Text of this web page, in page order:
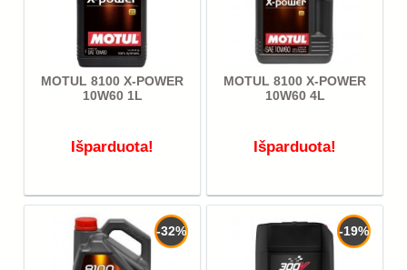
MOTUL 8100 X-POWER
10W60 1L
Išparduota!
MOTUL 8100 X-POWER
10W60 4L
Išparduota!
-32% -19%